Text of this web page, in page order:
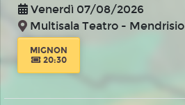
Venerdì 07/08/2026
Multisala Teatro - Mendrisio
MIGNON
20:30